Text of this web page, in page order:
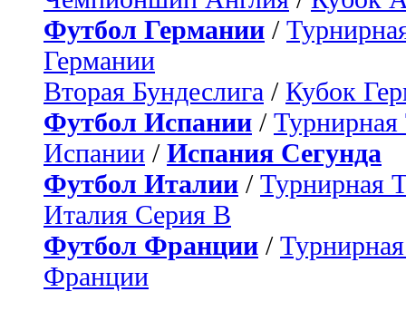
Футбол Германии /
Германии
Вторая Бундеслига / Кубок
Футбол Испании / Турнирная
Испании / Испания Сегунда
Футбол Италии / Турнирная
Италия Серия B
Футбол Франции /
Франции